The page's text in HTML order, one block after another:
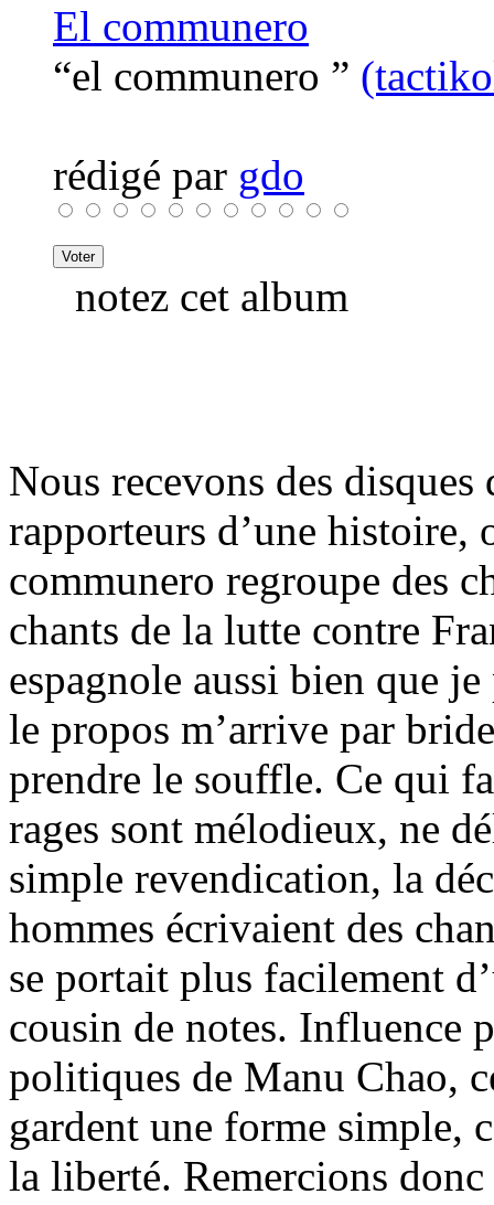
El communero
“el communero ”
rédigé par gdo
notez cet album
Nous recevons des
rapporteurs d’une histoire,
communero regroupe des
chants de la lutte contre
espagnole aussi bien que
le propos m’arrive par
prendre le souffle. Ce qui
rages sont mélodieux, ne
simple revendication, la
hommes écrivaient des
se portait plus facilement
cousin de notes. Influence
politiques de Manu Chao,
gardent une forme simple,
la liberté. Remercions